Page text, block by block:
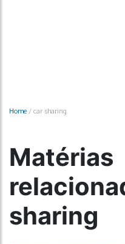
Home / car sharing
Matérias
sharing